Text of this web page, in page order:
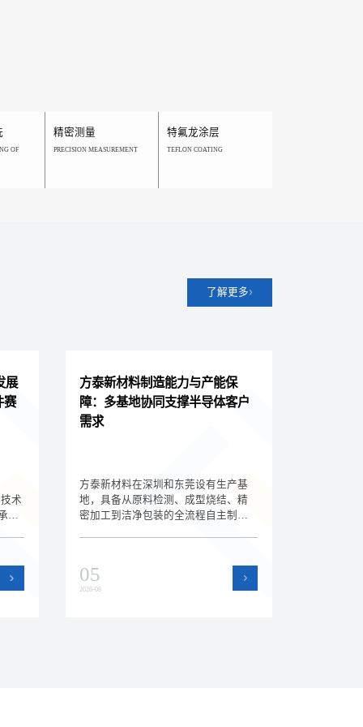
OF
精密测量
PRECISION MEASUREMENT
特氟龙涂层
TEFLON COATING
了解更多
展
赛
术
载
方泰新材料制造能力与产能保
障：多基地协同支撑半导体客户
需求
方泰新材料在深圳和东莞设有生产基
地，具备从原料检测、成型烧结、精
密加工到洁净包装的全流程自主制造
05
2026-08